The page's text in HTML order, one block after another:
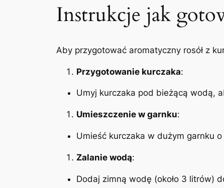
Instrukcje jak
Aby przygotować aromatyczny rosół z
Przygotowanie kurczaka:
Umyj kurczaka pod bieżącą wodą,
Umieszczenie w garnku:
Umieść kurczaka w dużym garnku
Zalanie wodą:
Dodaj zimną wodę (około 3 litrów)